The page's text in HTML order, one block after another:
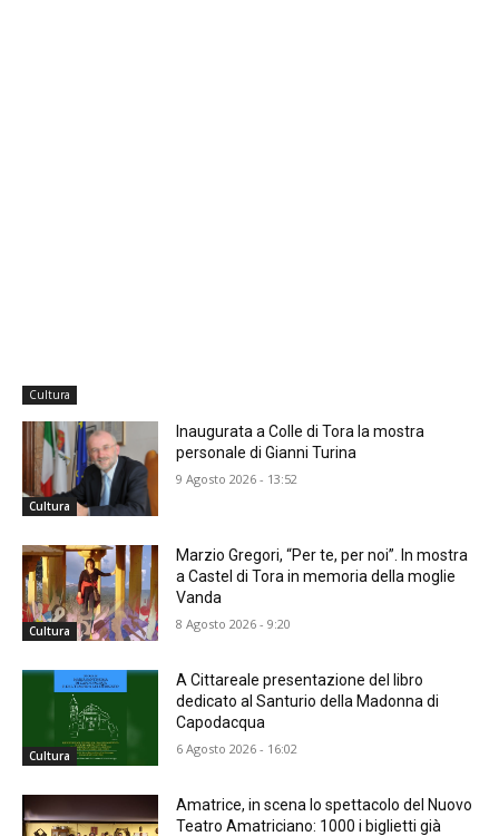
Cultura
Cultura
Inaugurata a Colle di Tora la mostra
personale di Gianni Turina
9 Agosto 2026 - 13:52
Cultura
Marzio Gregori, “Per te, per noi”. In mostra
a Castel di Tora in memoria della moglie
Vanda
8 Agosto 2026 - 9:20
Cultura
A Cittareale presentazione del libro
dedicato al Santurio della Madonna di
Capodacqua
6 Agosto 2026 - 16:02
Amatrice, in scena lo spettacolo del Nuovo
Teatro Amatriciano: 1000 i biglietti già